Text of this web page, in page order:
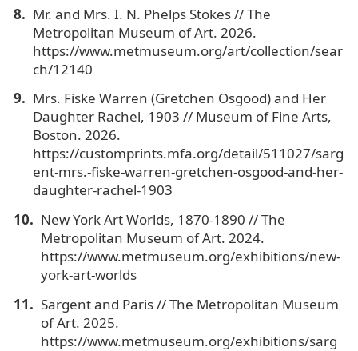
Mr. and Mrs. I. N. Phelps Stokes // The
Metropolitan Museum of Art. 2026.
https://www.metmuseum.org/art/collection/sear
ch/12140
Mrs. Fiske Warren (Gretchen Osgood) and Her
Daughter Rachel, 1903 // Museum of Fine Arts,
Boston. 2026.
https://customprints.mfa.org/detail/511027/sarg
ent-mrs.-fiske-warren-gretchen-osgood-and-her-
daughter-rachel-1903
New York Art Worlds, 1870-1890 // The
Metropolitan Museum of Art. 2024.
https://www.metmuseum.org/exhibitions/new-
york-art-worlds
Sargent and Paris // The Metropolitan Museum
of Art. 2025.
https://www.metmuseum.org/exhibitions/sarg